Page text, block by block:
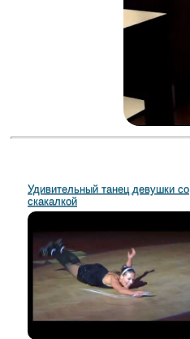
Удивительный танец девушки со
скакалкой